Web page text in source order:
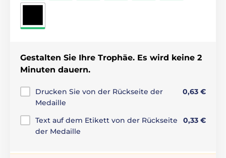
Gestalten Sie Ihre Trophäe. Es wird keine 2
Minuten dauern.
Drucken Sie von der Rückseite der
Medaille
0,63 €
Text auf dem Etikett von der Rückseite
der Medaille
0,33 €